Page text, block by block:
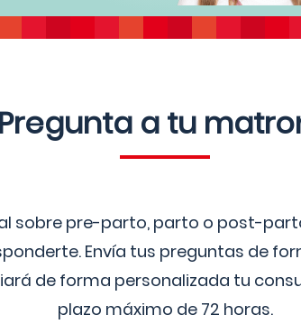
Pregunta a tu
sobre pre-parto, parto o post-
Envía tus preguntas de
de forma personalizada tu
plazo máximo de 72 horas.